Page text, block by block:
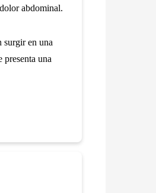
abdominal.
surgir en una
presenta una